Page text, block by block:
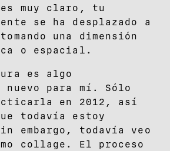
muy claro, tu
se ha desplazado a
una dimensión
o espacial.
es algo
nuevo para mí. Sólo
en 2012, así
todavía estoy
embargo, todavía veo
collage. El proceso